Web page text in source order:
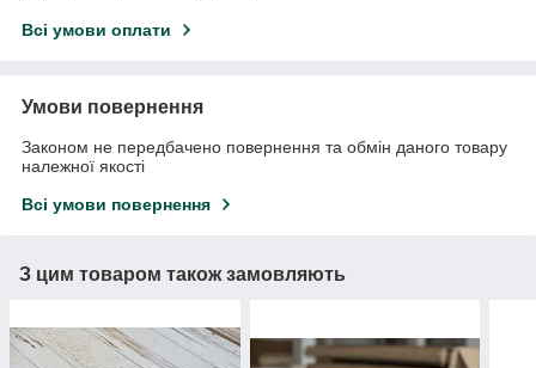
Всі умови оплати
Умови повернення
Законом не передбачено повернення та обмін даного товару
належної якості
Всі умови повернення
З цим товаром також замовляють